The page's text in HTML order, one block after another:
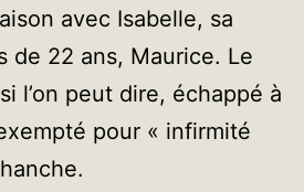
avec Isabelle, sa
de 22 ans, Maurice. Le
l’on peut dire, échappé à
pour « infirmité